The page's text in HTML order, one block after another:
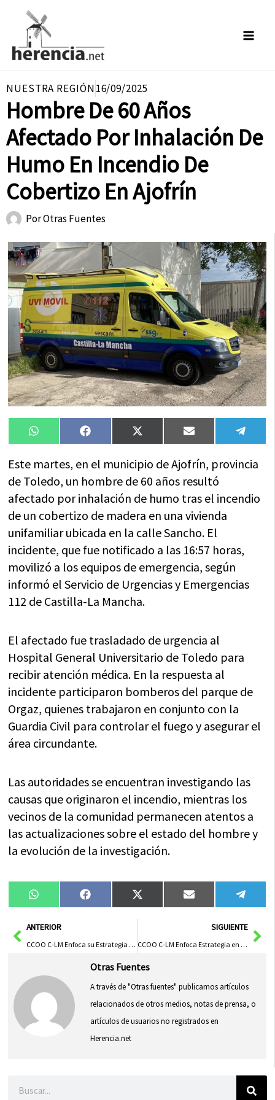
contenido
NUESTRA REGIÓN16/09/2025
Hombre De 60 Años
Afectado Por Inhalación De
Humo En Incendio De
Cobertizo En Ajofrín
PorOtras Fuentes
Compartir
en
WhatsAppCompartir
en
FacebookCompartir
en
X
(Twitter)
Compartir
en
Email
en
Este martes, en el municipio de Ajofrín, provincia
de Toledo, un hombre de 60 años resultó
afectado por inhalación de humo tras el incendio
de un cobertizo de madera en una vivienda
unifamiliar ubicada en la calle Sancho. El
incidente, que fue notificado a las 16:57 horas,
movilizó a los equipos de emergencia, según
informó el Servicio de Urgencias y Emergencias
112 de Castilla-La Mancha.
El afectado fue trasladado de urgencia al
Hospital General Universitario de Toledo para
recibir atención médica. En la respuesta al
incidente participaron bomberos del parque de
Orgaz, quienes trabajaron en conjunto con la
Guardia Civil para controlar el fuego y asegurar el
área circundante.
Las autoridades se encuentran investigando las
causas que originaron el incendio, mientras los
vecinos de la comunidad permanecen atentos a
las actualizaciones sobre el estado del hombre y
la evolución de la investigación.
Compartir
en
WhatsAppCompartir
en
FacebookCompartir
en
X
(Twitter)
Compartir
en
Email
en
AntANTERIOR
CCOO C-LM Enfoca su Estrategia en la Negociación Colectiva para Aumentar Salarios Inferiores a la Media
SIGUIENTE
CCOO C-LM Enfoca Estrategia en Negociación Colectiva para Aumentar Salarios Insuficientes
Otras Fuentes
A través de "Otras fuentes" publicamos artículos
relacionados de otros medios, notas de prensa, o
artículos de usuarios no registrados en
Herencia.net